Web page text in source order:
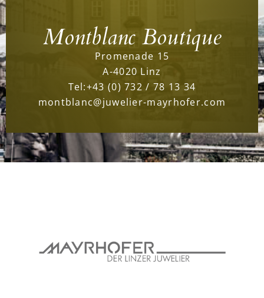
Montblanc Boutique
Promenade 15
A-4020 Linz
Tel:+43 (0) 732 / 78 13 34
montblanc@juwelier-mayrhofer.com